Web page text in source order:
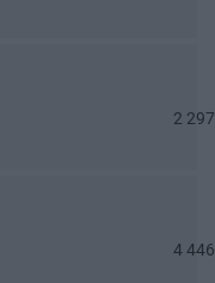
2 297
4 446